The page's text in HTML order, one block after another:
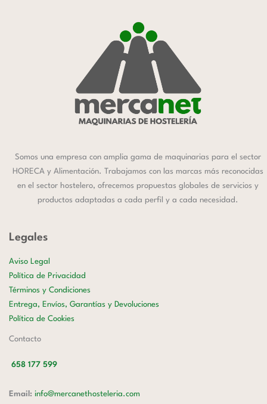
Somos una empresa con amplia gama de maquinarias para el sector
HORECA y Alimentación. Trabajamos con las marcas más reconocidas
en el sector hostelero, ofrecemos propuestas globales de servicios y
productos adaptadas a cada perfil y a cada necesidad.
Legales
Aviso Legal
Política de Privacidad
Términos y Condiciones
Entrega, Envíos, Garantías y Devoluciones
Política de Cookies
Contacto
658 177 599
Email: info@mercanethosteleria.com